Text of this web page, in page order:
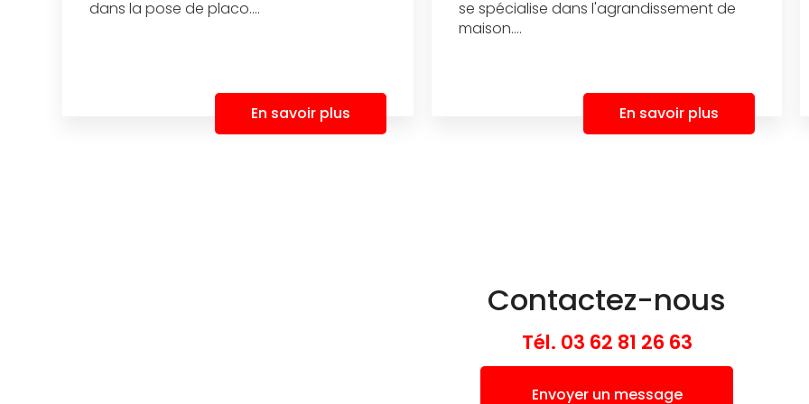
dans la pose de placo....
En savoir plus
se spécialise dans l'agrandissement de
maison....
En savoir plus
Contactez-nous
Tél. 03 62 81 26 63
Envoyer un message